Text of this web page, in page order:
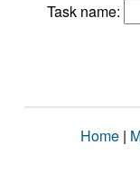
Task name:
Home |